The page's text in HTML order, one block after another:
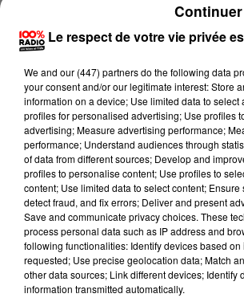
Lecture (4 min 12 sec)
100%
Le respect de votre vie privée
We and our (447) partnersdo the following data
your consent and/or our legitimate interest: Store
information on a device; Use limited data to select
profiles for personalised advertising; Use profiles
advertising; Measure advertising performance;
performance; Understand audiences through
of data from different sources; Develop and
profiles to personalise content; Use profiles to
content; Use limited data to select content; Ensure
detect fraud, and fix errors; Deliver and present
Save and communicate privacy choices. These
process personal data such as IP address and
following functionalities: Identify devices based
requested; Use precise geolocation data; Match
other data sources; Link different devices; Identify
information transmitted automatically.